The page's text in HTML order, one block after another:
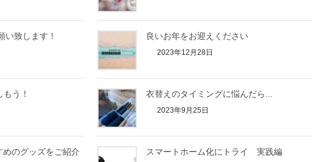
い致します！ 良いお年をお迎えください
2023年12月28日
う！ 衣替えのタイミングに悩んだら...
2023年9月25日
のグッズをご紹介 スマートホーム化にトライ 実践編